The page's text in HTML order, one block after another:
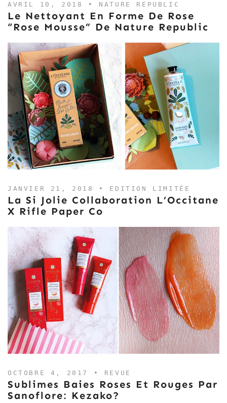
AVRIL 10, 2018 • NATURE REPUBLIC
Le Nettoyant En Forme De Rose
“Rose Mousse” De Nature Republic
JANVIER 21, 2018 • EDITION LIMITÉE
La Si Jolie Collaboration L’Occitane
X Rifle Paper Co
OCTOBRE 4, 2017 • REVUE
Sublimes Baies Roses Et Rouges Par
Sanoflore: Kezako?